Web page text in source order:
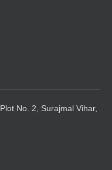
Plot No. 2, Surajmal Vihar,